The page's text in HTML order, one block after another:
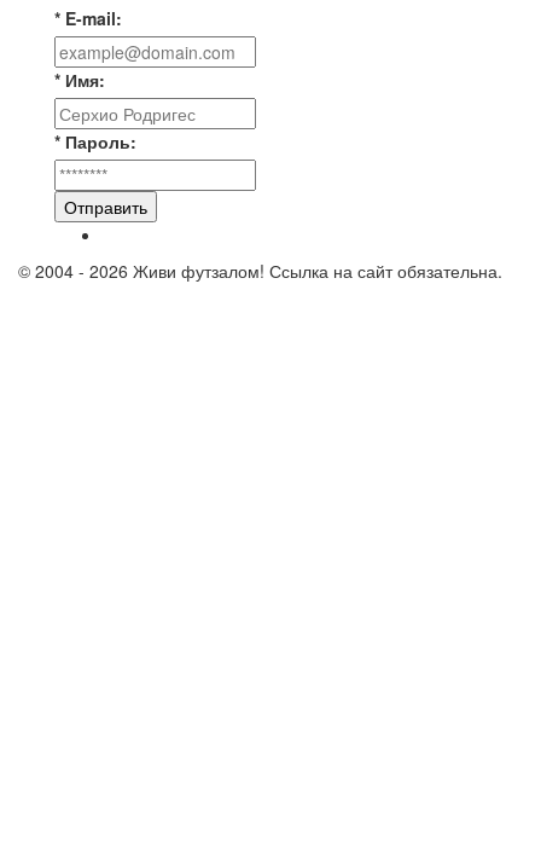
* E-mail:
* Имя:
* Пароль:
Отправить
© 2004 - 2026 Живи футзалом! Ссылка на сайт обязательна.